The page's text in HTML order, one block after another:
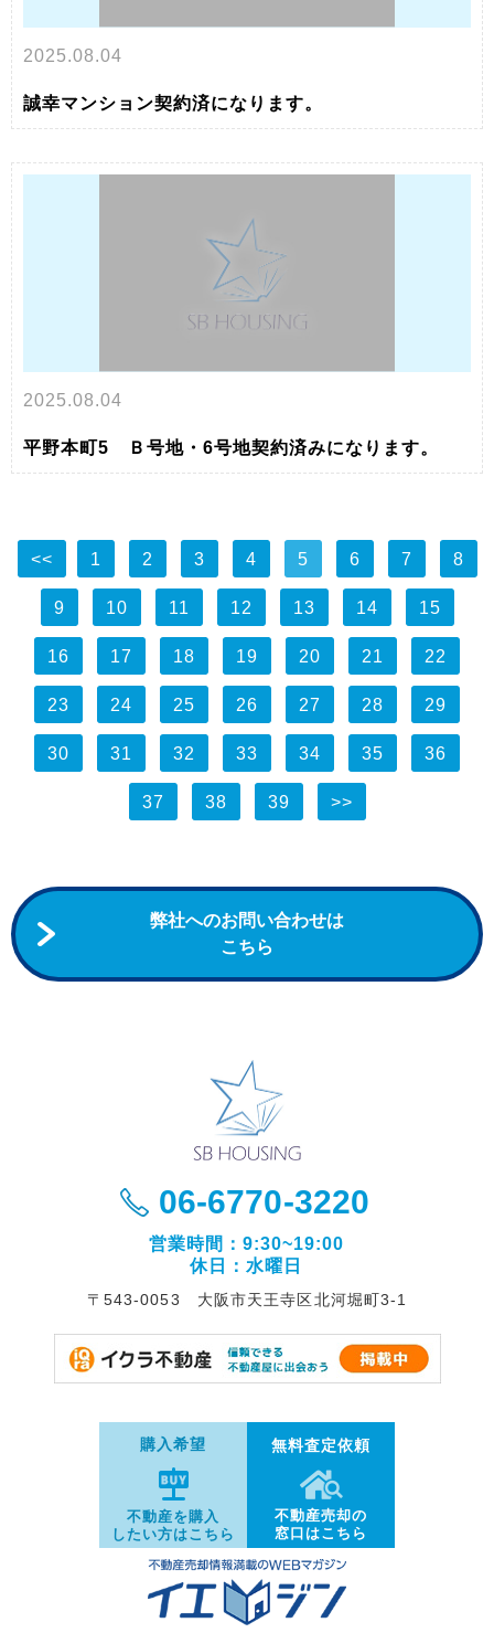
2025.08.04
誠幸マンション契約済になります。
2025.08.04
平野本町5 Ｂ号地・6号地契約済みになります。
<< 1 2 3 4 5 6 7 8
9 10 11 12 13 14 15
16 17 18 19 20 21 22
23 24 25 26 27 28 29
30 31 32 33 34 35 36
37 38 39 >>
弊社へのお問い合わせは
こちら
06-6770-3220
営業時間：9:30~19:00
休日：水曜日
〒543-0053 大阪市天王寺区北河堀町3-1
購入希望
不動産を購入
したい方はこちら
無料査定依頼
不動産売却の
窓口はこちら